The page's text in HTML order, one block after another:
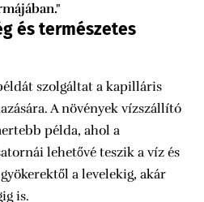
és természetes
szolgáltat a kapilláris
A növények vízszállító
példa, ahol a
lehetővé teszik a víz és
a levelekig, akár
is.